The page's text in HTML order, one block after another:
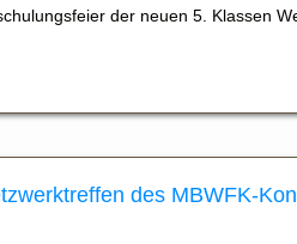
der neuen 5. Klassen
des MBWFK-